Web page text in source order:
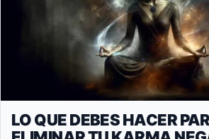
LO QUE DEBES HACER